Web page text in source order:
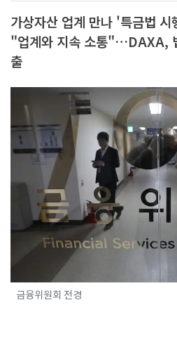
가상자산 업계 만나 '특금법
"업계와 지속 소통"…DAXA,
출
금융위원회 전경